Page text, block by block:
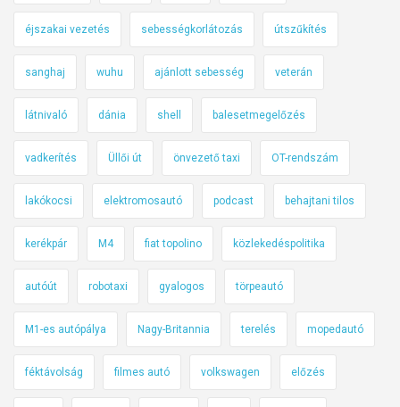
éjszakai vezetés sebességkorlátozás útszűkítés
sanghaj wuhu ajánlott sebesség veterán
látnivaló dánia shell balesetmegelőzés
vadkerítés Üllői út önvezető taxi OT-rendszám
lakókocsi elektromosautó podcast behajtani tilos
kerékpár M4 fiat topolino közlekedéspolitika
autóút robotaxi gyalogos törpeautó
M1-es autópálya Nagy-Britannia terelés mopedautó
féktávolság filmes autó volkswagen előzés